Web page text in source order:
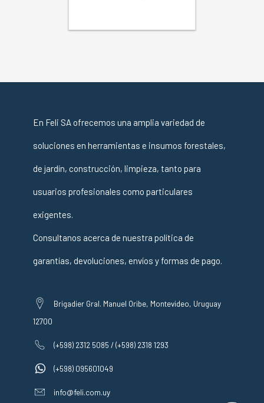
En Feli SA ofrecemos una amplia variedad de
soluciones en herramientas e insumos forestales,
de jardín, construcción, limpieza, tanto para
usuarios profesionales como particulares
exigentes.
Consultanos acerca de nuestra política de
garantías, devoluciones, envíos y formas de pago.
Brigadier Gral. Manuel Oribe, Montevideo, Uruguay
12700
(+598) 2312 5085 / (+598) 2318 1293
(+598) 095601049
info@feli.com.uy